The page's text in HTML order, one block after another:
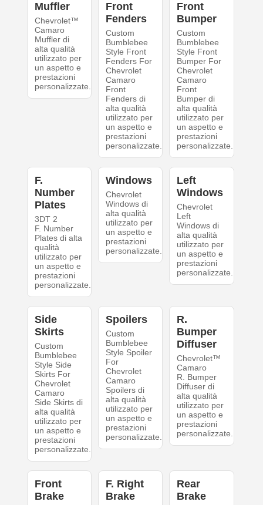
Muffler
Chevrolet™
Camaro
Muffler di
alta qualità
utilizzato per
un aspetto e
prestazioni
personalizzate.
Front
Fenders
Custom
Bumblebee
Style Front
Fenders For
Chevrolet
Camaro
Front
Fenders di
alta qualità
utilizzato per
un aspetto e
prestazioni
personalizzate.
Front
Bumper
Custom
Bumblebee
Style Front
Bumper For
Chevrolet
Camaro
Front
Bumper di
alta qualità
utilizzato per
un aspetto e
prestazioni
personalizzate.
F.
Number
Plates
3DT 2
F. Number
Plates di alta
qualità
utilizzato per
un aspetto e
prestazioni
personalizzate.
Windows
Chevrolet
Windows di
alta qualità
utilizzato per
un aspetto e
prestazioni
personalizzate.
Left
Windows
Chevrolet
Left
Windows di
alta qualità
utilizzato per
un aspetto e
prestazioni
personalizzate.
Side
Skirts
Custom
Bumblebee
Style Side
Skirts For
Chevrolet
Camaro
Side Skirts di
alta qualità
utilizzato per
un aspetto e
prestazioni
personalizzate.
Spoilers
Custom
Bumblebee
Style Spoiler
For
Chevrolet
Camaro
Spoilers di
alta qualità
utilizzato per
un aspetto e
prestazioni
personalizzate.
R.
Bumper
Diffuser
Chevrolet™
Camaro
R. Bumper
Diffuser di
alta qualità
utilizzato per
un aspetto e
prestazioni
personalizzate.
Front
Brake
F. Right
Brake
Rear
Brake